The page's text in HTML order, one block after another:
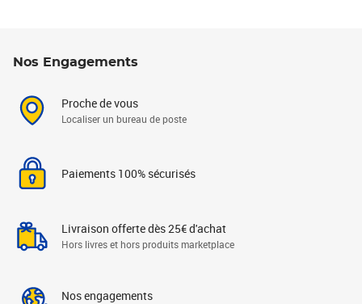
Nos Engagements
Proche de vous
Localiser un bureau de poste
Paiements 100% sécurisés
Livraison offerte dès 25€ d'achat
Hors livres et hors produits marketplace
Nos engagements